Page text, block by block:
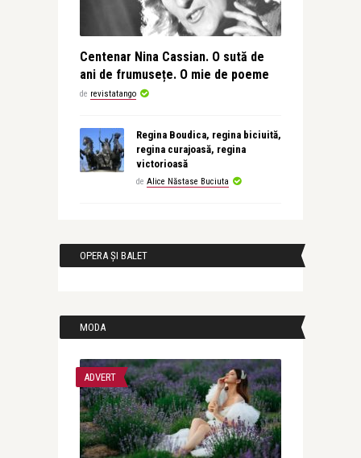
Centenar Nina Cassian. O sută de
ani de frumusețe. O mie de poeme
de revistatango
Regina Boudica, regina biciuită,
regina curajoasă, regina
victorioasă
de Alice Năstase Buciuta
OPERA ȘI BALET
MODA
ADVERT